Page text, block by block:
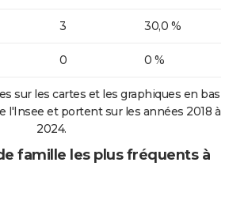
3 30,0 %
0 0 %
sur les cartes et les graphiques en bas
l'Insee et portent sur les années 2018 à
2024.
famille les plus fréquents à